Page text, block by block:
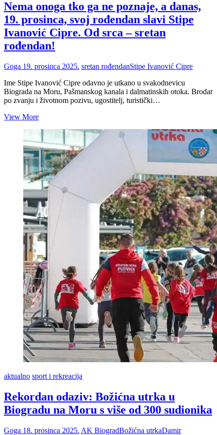
Nema onoga tko ga ne poznaje, a danas,
19. prosinca, svoj rođendan slavi Stipe
Ivanović Cipre. Od srca – sretan
rođendan!
Goga 19. prosinca 2025. sretan rođendanStipe Ivanović Cipre
Ime Stipe Ivanović Cipre odavno je utkano u svakodnevicu
Biograda na Moru, Pašmanskog kanala i dalmatinskih otoka. Brodar
po zvanju i životnom pozivu, ugostitelj, turistički…
View MoreNema
tko
ga
ne
poznaje,
a
danas,
19.
prosinca,
svoj
rođendan
slavi
Stipe
Ivanović
Cipre.
Od
srca
–
sretan
rođendan!
aktualno sport i rekreacija
Rekordan odaziv: Božićna utrka u
Biogradu na Moru s više od 300 sudionika
Goga 18. prosinca 2025. AK BiogradBožićna utrkaDamir